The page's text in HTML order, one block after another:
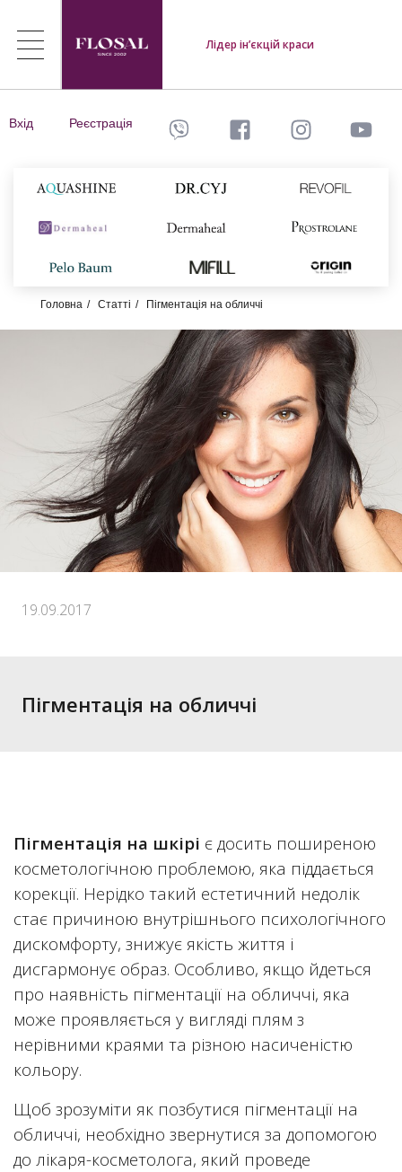
Лідер ін’єкцій краси
Вхід Реєстрація
Головна Статті Пігментація на обличчі
19.09.2017
Пігментація на обличчі
Пігментація на шкірі є досить поширеною
косметологічною проблемою, яка піддається
корекції. Нерідко такий естетичний недолік
стає причиною внутрішнього психологічного
дискомфорту, знижує якість життя і
дисгармонує образ. Особливо, якщо йдеться
про наявність пігментації на обличчі, яка
може проявляється у вигляді плям з
нерівними краями та різною насиченістю
кольору.
Щоб зрозуміти як позбутися пігментації на
обличчі, необхідно звернутися за допомогою
до лікаря-косметолога, який проведе